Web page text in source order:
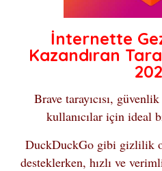
İnternette
Kazandıran
Brave tarayıcısı,
kullanıcılar için ideal
DuckDuckGo gibi gizlilik
desteklerken, hızlı ve